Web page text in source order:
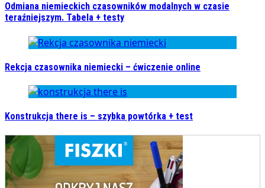
Odmiana niemieckich czasowników modalnych w czasie
teraźniejszym. Tabela + testy
Rekcja czasownika niemiecki – ćwiczenie online
Konstrukcja there is – szybka powtórka + test